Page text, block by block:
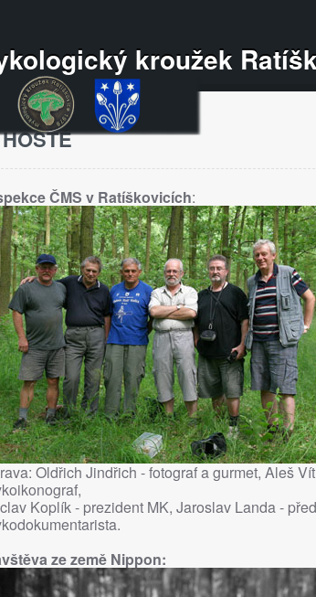
kroužek
ČMS v Ratíškovicích:
Oldřich Jindřich - fotograf a gurmet, Aleš
Koplík - prezident MK, Jaroslav Landa -
ze země Nippon: